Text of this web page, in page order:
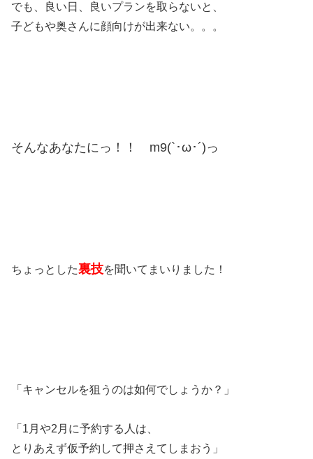
でも、良い日、良いプランを取らないと、
子どもや奥さんに顔向けが出来ない。。。
そんなあなたにっ！！ m9(`･ω･´)っ
ちょっとした裏技を聞いてまいりました！
「キャンセルを狙うのは如何でしょうか？」
「1月や2月に予約する人は、
とりあえず仮予約して押さえてしまおう」